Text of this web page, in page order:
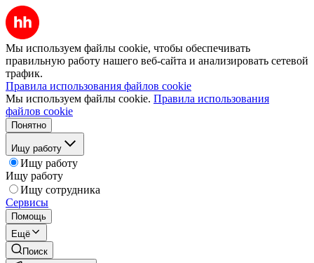
Мы используем файлы cookie, чтобы обеспечивать
правильную работу нашего веб-сайта и анализировать сетевой
трафик.
Правила использования файлов cookie
Мы используем файлы cookie. Правила использования
файлов cookie
Понятно
Ищу работу
Ищу работу
Ищу работу
Ищу сотрудника
Сервисы
Помощь
Ещё
Поиск